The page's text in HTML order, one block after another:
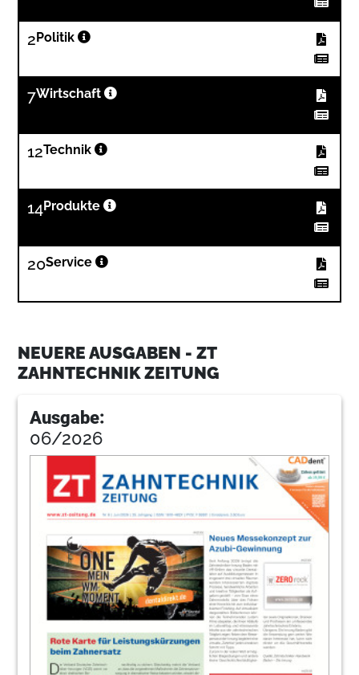
2 Politik
7Wirtschaft
12Technik
14Produkte
20Service
NEUERE AUSGABEN - ZT
ZAHNTECHNIK ZEITUNG
Ausgabe:
06/2026